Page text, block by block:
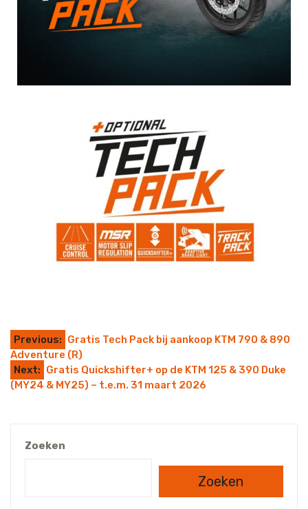
Previous: Gratis Tech Pack bij aankoop KTM 790 & 890
Adventure (R)
Next: Gratis Quickshifter+ op de KTM 125 & 390 Duke
(MY24 & MY25) – t.e.m. 31 maart 2026
Zoeken
Zoeken